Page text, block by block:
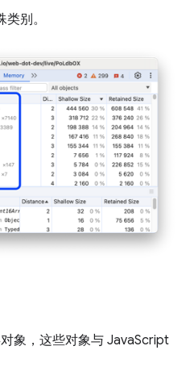
别。
象，这些对象与 JavaScript